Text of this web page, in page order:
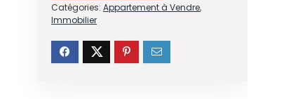
Catégories: Appartement à Vendre,
Immobilier